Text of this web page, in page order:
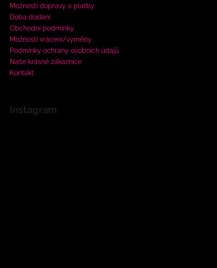
Možnosti dopravy a platby
Doba dodání
Obchodní podmínky
Možnosti vrácení/výměny
Podmínky ochrany osobních údajů
Naše krásné zákaznice
Kontakt
Instagram